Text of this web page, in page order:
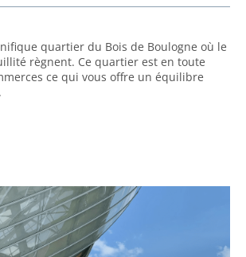
quartier du Bois de Boulogne où le
règnent. Ce quartier est en toute
ce qui vous offre un équilibre